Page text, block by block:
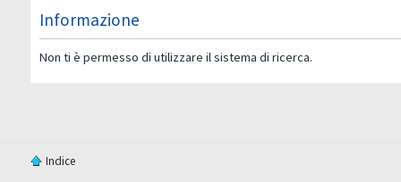
Informazione
Non ti è permesso di utilizzare il sistema di ricerca.
Indice